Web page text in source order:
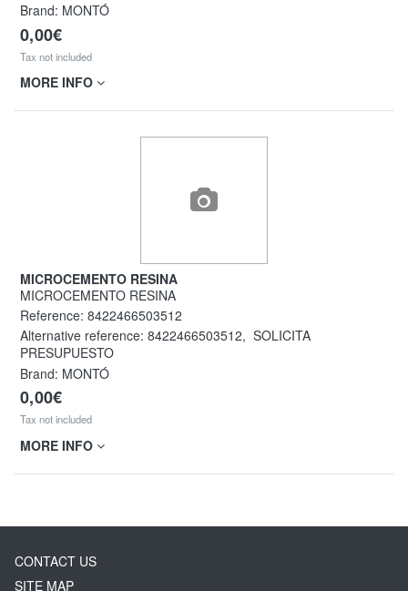
Brand: MONTÓ
0,00€
Tax not included
MORE INFO
MICROCEMENTO RESINA
MICROCEMENTO RESINA
Reference: 8422466503512
Alternative reference: 8422466503512, SOLICITA
PRESUPUESTO
Brand: MONTÓ
0,00€
Tax not included
MORE INFO
CONTACT US
SITE MAP